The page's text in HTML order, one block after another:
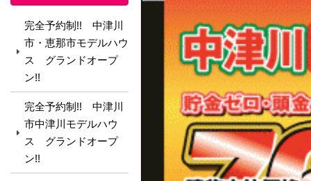
完全予約制!! 中津川
市・恵那市モデルハウ
ス グランドオープ
ン!!
完全予約制!! 中津川
市中津川モデルハウ
ス グランドオープ
ン!!